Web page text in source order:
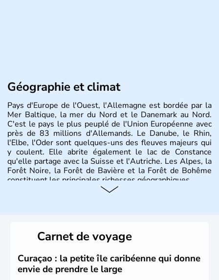
Géographie et climat
Pays d'Europe de l'Ouest, l'Allemagne est bordée par la
Mer Baltique, la mer du Nord et le Danemark au Nord.
C'est le pays le plus peuplé de l'Union Européenne avec
près de 83 millions d'Allemands. Le Danube, le Rhin,
l'Elbe, l'Oder sont quelques-uns des fleuves majeurs qui
y coulent. Elle abrite également le lac de Constance
qu'elle partage avec la Suisse et l'Autriche. Les Alpes, la
Forêt Noire, la Forêt de Bavière et la Forêt de Bohême
constituent les principales richesses géographiques.
lesquelles bénéficient d'une grande autonomie. Le pays
peut se targuer de grands noms qu'il a vu naître dans tous
les domaines, des arts à la politique en passant par la
philosophie. Hertz, Gutenberg, Heidegger, Thomas Mann,
Herman Hesse ou bien Hegel en font partie.
Carnet de voyage
Curaçao : la petite île caribéenne qui donne
envie de prendre le large